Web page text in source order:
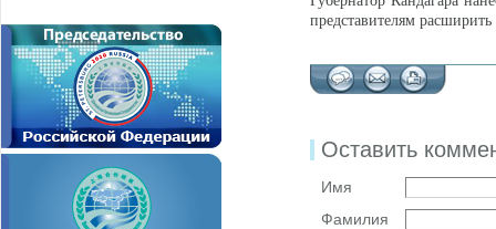
представителям
Оставить
Имя
Фамилия